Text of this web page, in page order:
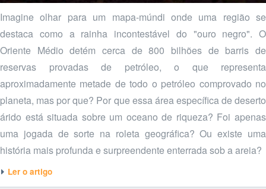
Imagine olhar para um mapa-múndi onde uma região se
destaca como a rainha incontestável do "ouro negro". O
Oriente Médio detém cerca de 800 bilhões de barris de
reservas provadas de petróleo, o que representa
aproximadamente metade de todo o petróleo comprovado no
planeta, mas por que? Por que essa área específica de deserto
árido está situada sobre um oceano de riqueza? Foi apenas
uma jogada de sorte na roleta geográfica? Ou existe uma
história mais profunda e surpreendente enterrada sob a areia?
Ler o artigo